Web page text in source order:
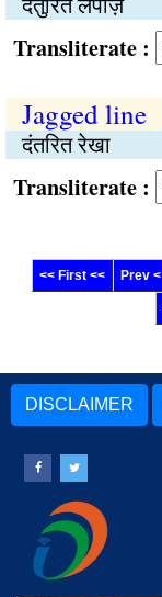
:
Jagged line
दंतरित रेखा
:
<< First << Prev <
DISCLAIMER